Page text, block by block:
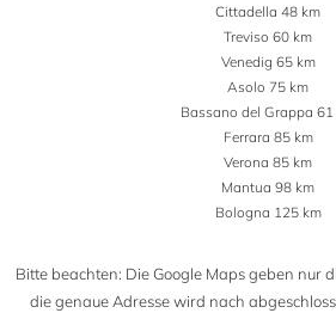
Cittadella 48 km
Treviso 60 km
Venedig 65 km
Asolo 75 km
Bassano del Grappa 61
Ferrara 85 km
Verona 85 km
Mantua 98 km
Bologna 125 km
Bitte beachten: Die Google Maps geben nur
die genaue Adresse wird nach